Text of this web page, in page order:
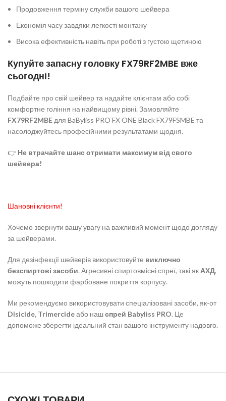
Продовження терміну служби вашого шейвера
Економія часу завдяки легкості монтажу
Висока ефективність навіть при роботі з густою щетиною
Купуйте запасну головку FX79RF2MBE вже
сьогодні!
Подбайте про свій шейвер та надайте клієнтам або собі
комфортне гоління на найвищому рівні. Замовляйте
FX79RF2MBE для BaByliss PRO FX ONE Black FX79FSMBE та
насолоджуйтесь професійними результатами щодня.
👉 Не втрачайте шанс отримати максимум від свого
шейвера!
Шановні клієнти!
Хочемо звернути вашу увагу на важливий момент щодо догляду
за шейверами.
Для дезінфекції шейверів використовуйте виключно
безспиртові засоби. Агресивні спиртовмісні спреї, такі як АХД,
можуть пошкодити фарбоване покриття корпусу.
Ми рекомендуємо використовувати спеціалізовані засоби, як-от
Disicide, Trimercideабо нашспрей Babyliss PRO. Це
допоможе зберегти ідеальний стан вашого інструменту надовго.